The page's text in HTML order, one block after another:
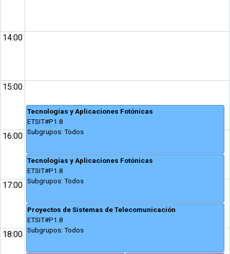
14:00
15:00
16:00
17:00
18:00
Tecnologías y Aplicaciones Fotónicas
ETSIT#P1.8
Subgrupos: Todos
Tecnologías y Aplicaciones Fotónicas
ETSIT#P1.8
Subgrupos: Todos
Proyectos de Sistemas de Telecomunicación
ETSIT#P1.8
Subgrupos: Todos